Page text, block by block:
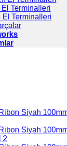
Terminalleri
Terminalleri